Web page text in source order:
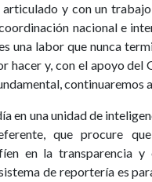
y con un
nacional e
una labor que nunca
hacer y, con el apoyo del
continuaremos
en una unidad de
que procure
en la transparencia y
de reportería es